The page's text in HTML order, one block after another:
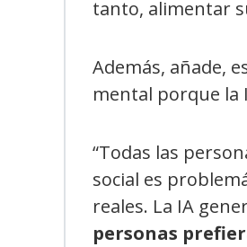
tanto, alimentar
Además, añade,
mental porque la
“Todas las
social es
reales. La IA
personas